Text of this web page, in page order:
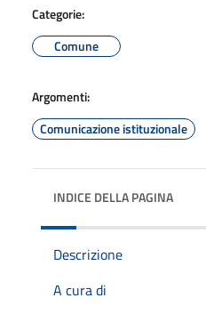
Categorie:
Comune
Argomenti:
Comunicazione istituzionale
INDICE DELLA PAGINA
Descrizione
A cura di